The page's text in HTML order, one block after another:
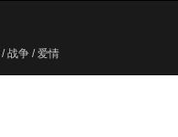
/ 战争 / 爱情